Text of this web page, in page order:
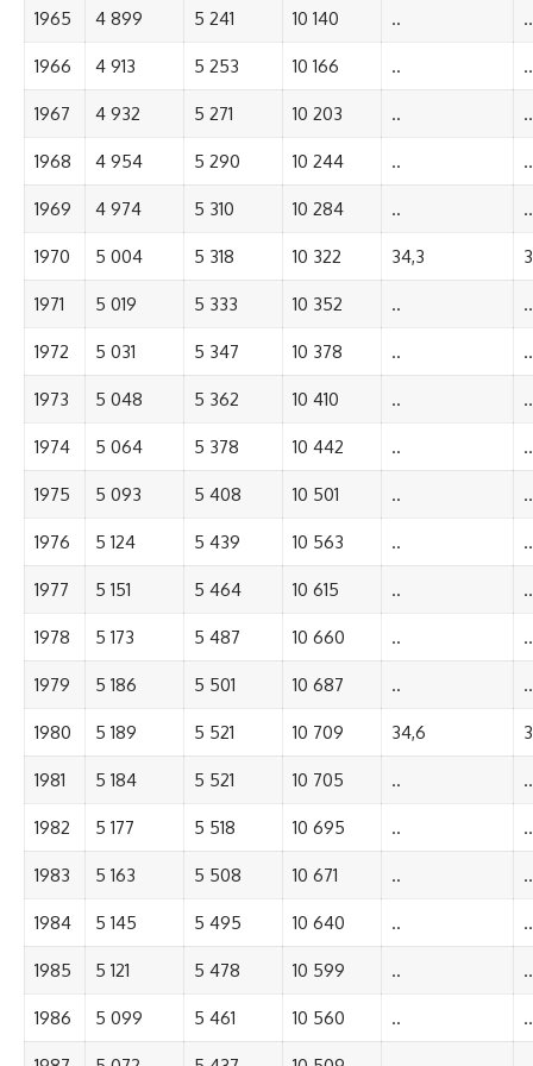
1965 4 899 5 241 10 140 .. ..
1966 4 913 5 253 10 166 .. ..
1967 4 932 5 271 10 203 .. ..
1968 4 954 5 290 10 244 .. ..
1969 4 974 5 310 10 284 .. ..
1970 5 004 5 318 10 322 34,3
1971 5 019 5 333 10 352 .. ..
1972 5 031 5 347 10 378 .. ..
1973 5 048 5 362 10 410 .. ..
1974 5 064 5 378 10 442 .. ..
1975 5 093 5 408 10 501 .. ..
1976 5 124 5 439 10 563 .. ..
1977 5 151 5 464 10 615 .. ..
1978 5 173 5 487 10 660 .. ..
1979 5 186 5 501 10 687 .. ..
1980 5 189 5 521 10 709 34,6
1981 5 184 5 521 10 705 .. ..
1982 5 177 5 518 10 695 .. ..
1983 5 163 5 508 10 671 .. ..
1984 5 145 5 495 10 640 .. ..
1985 5 121 5 478 10 599 .. ..
1986 5 099 5 461 10 560 .. ..